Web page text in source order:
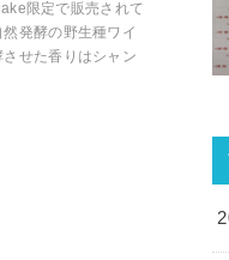
限定で販売されて
発酵の野生種ワイ
せた香りはシャン